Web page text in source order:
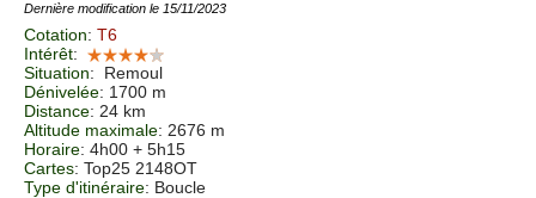
Dernière modification le 15/11/2023
Cotation: T6
Intérêt:
Situation:
Remoul
Dénivelée: 1700 m
Distance: 24 km
Altitude maximale: 2676 m
Horaire: 4h00 + 5h15
Cartes: Top25 2148OT
Type d'itinéraire: Boucle